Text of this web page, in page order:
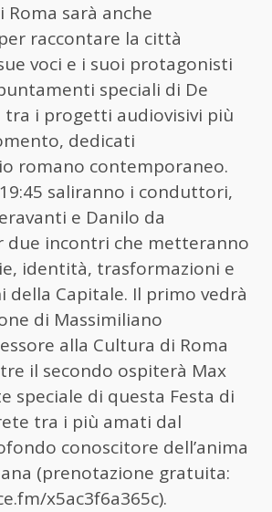
Roma sarà anche
raccontare la città
voci e i suoi protagonisti
speciali di De
tra i progetti audiovisivi più
dedicati
romano contemporaneo.
saliranno i conduttori,
e Danilo da
due incontri che metteranno
identità, trasformazioni e
della Capitale. Il primo vedrà
di Massimiliano
alla Cultura di Roma
il secondo ospiterà Max
speciale di questa Festa di
tra i più amati dal
conoscitore dell’anima
(prenotazione gratuita:
x5ac3f6a365c).